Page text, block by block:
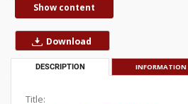
Show content
Download
DESCRIPTION INFORMATION
Title: